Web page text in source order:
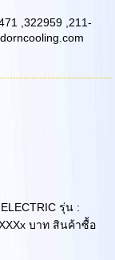
,322959 ,211-
รุ่น :
บาท สินค้าซื้อ